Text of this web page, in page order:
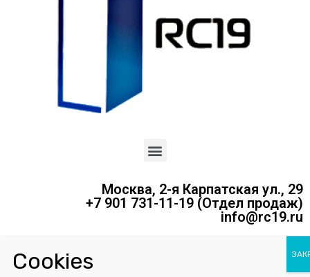
Москва, 2-я Карпатская ул., 29
+7 901 731-11-19 (Отдел продаж)
info@rc19.ru
Политика конфиденциальности